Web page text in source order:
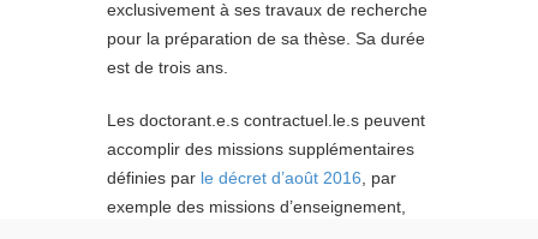
exclusivement à ses travaux de recherche
pour la préparation de sa thèse. Sa durée
est de trois ans.
Les doctorant.e.s contractuel.le.s peuvent
accomplir des missions supplémentaires
définies par le décret d’août 2016 , par
exemple des missions d’enseignement,